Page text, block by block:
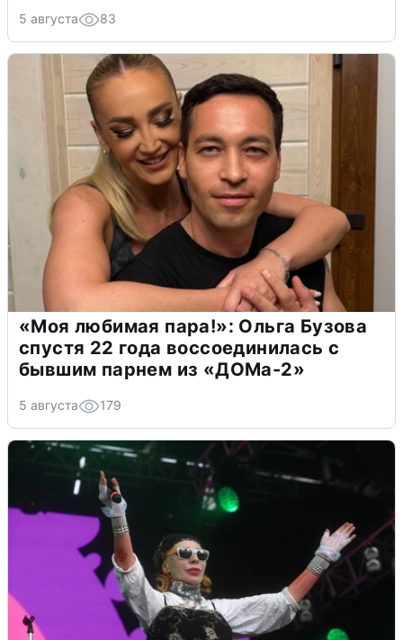
5 августа 83
«Моя любимая пара!»: Ольга Бузова
спустя 22 года воссоединилась с
бывшим парнем из «ДОМа-2»
5 августа 179